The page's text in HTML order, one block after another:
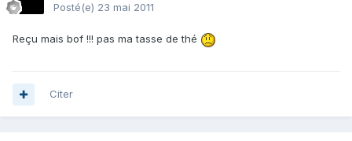
Posté(e) 23 mai 2011
Reçu mais bof !!! pas ma tasse de thé
Citer